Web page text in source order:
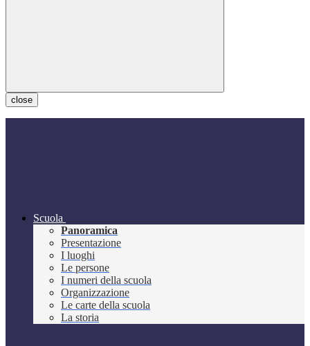
close
Scuola
Panoramica
Presentazione
I luoghi
Le persone
I numeri della scuola
Organizzazione
Le carte della scuola
La storia